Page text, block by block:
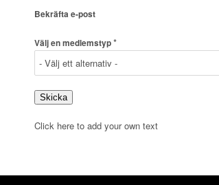
Bekräfta e-post
Välj en medlemstyp*
Skicka
Click here to add your own text